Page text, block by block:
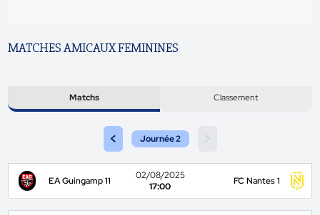
MATCHES AMICAUX FEMININES
Matchs Classement
< Journée 2
EA Guingamp 11
02/08/2025
17:00
FC Nantes 1